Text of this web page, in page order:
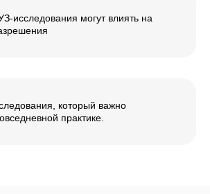
исследования могут влиять на
который важно
практике.